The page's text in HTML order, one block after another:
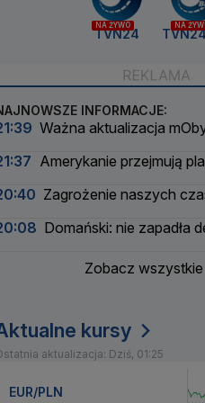
NA ŻYWO
TVN24
NA
INFORMACJE:
Ważna aktualizacja
Amerykanie przejmują
Zagrożenie naszych
Domański: nie zapadła
Zobacz wszystkie
kursy
aktualizacja: Dziś, 01:25
EUR/PLN